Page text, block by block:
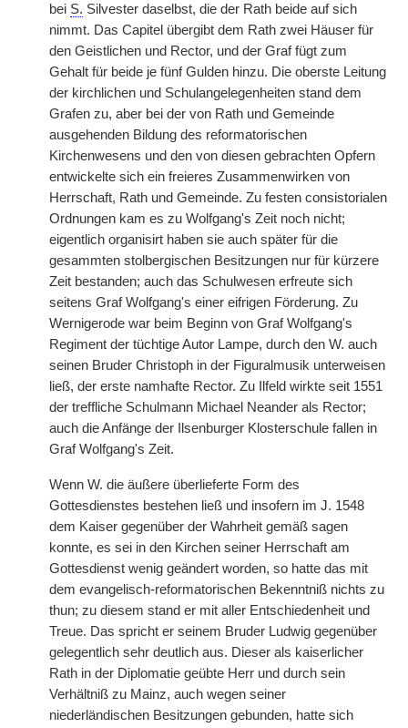
bei S. Silvester daselbst, die der Rath beide auf sich
nimmt. Das Capitel übergibt dem Rath zwei Häuser für
den Geistlichen und Rector, und der Graf fügt zum
Gehalt für beide je fünf Gulden hinzu. Die oberste Leitung
der kirchlichen und Schulangelegenheiten stand dem
Grafen zu, aber bei der von Rath und Gemeinde
ausgehenden Bildung des reformatorischen
Kirchenwesens und den von diesen gebrachten Opfern
entwickelte sich ein freieres Zusammenwirken von
Herrschaft, Rath und Gemeinde. Zu festen consistorialen
Ordnungen kam es zu Wolfgang's Zeit noch nicht;
eigentlich organisirt haben sie auch später für die
gesammten stolbergischen Besitzungen nur für kürzere
Zeit bestanden; auch das Schulwesen erfreute sich
seitens Graf Wolfgang's einer eifrigen Förderung. Zu
Wernigerode war beim Beginn von Graf Wolfgang's
Regiment der tüchtige Autor Lampe, durch den W. auch
seinen Bruder Christoph in der Figuralmusik unterweisen
ließ, der erste namhafte Rector. Zu Ilfeld wirkte seit 1551
der treffliche Schulmann Michael Neander als Rector;
auch die Anfänge der Ilsenburger Klosterschule fallen in
Graf Wolfgang's Zeit.
Wenn W. die äußere überlieferte Form des
Gottesdienstes bestehen ließ und insofern im J. 1548
dem Kaiser gegenüber der Wahrheit gemäß sagen
konnte, es sei in den Kirchen seiner Herrschaft am
Gottesdienst wenig geändert worden, so hatte das mit
dem evangelisch-reformatorischen Bekenntniß nichts zu
thun; zu diesem stand er mit aller Entschiedenheit und
Treue. Das spricht er seinem Bruder Ludwig gegenüber
gelegentlich sehr deutlich aus. Dieser als kaiserlicher
Rath in der Diplomatie geübte Herr und durch sein
Verhältniß zu Mainz, auch wegen seiner
niederländischen Besitzungen gebunden, hatte sich